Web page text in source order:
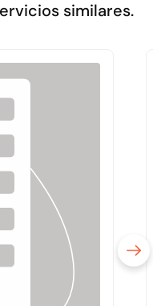
similares.